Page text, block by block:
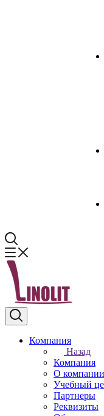
Компания
Назад
Компания
О компании
Учебный
Партнеры
Реквизиты